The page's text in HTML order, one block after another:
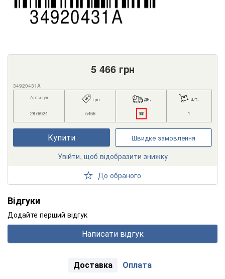
5 466грн
34920431A
Артикул грн. дн. шт.
2876924 5466 ☎ 1
Купити Швидке замовлення
Увійти, щоб відобразити знижку
До обраного
Відгуки
Додайте перший відгук
Написати відгук
Доставка Оплата